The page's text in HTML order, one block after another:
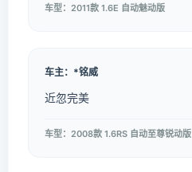
车型：2011款 1.6E 自动魅动版
车主：*铭威
近忽完美
车型：2008款 1.6RS 自动至尊锐动版